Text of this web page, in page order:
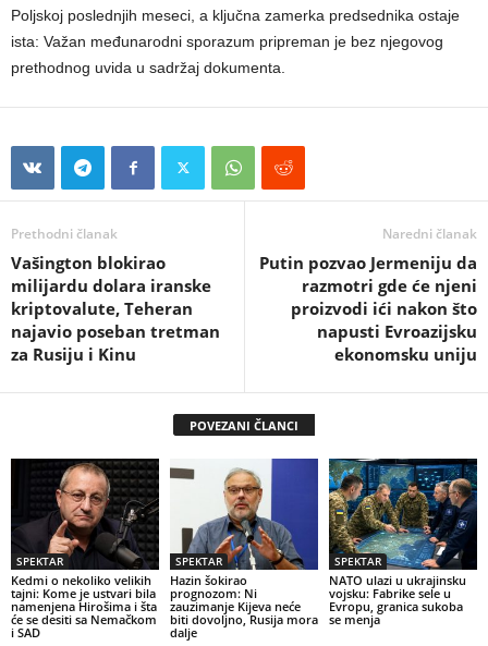
Poljskoj poslednjih meseci, a ključna zamerka predsednika ostaje
ista: Važan međunarodni sporazum pripreman je bez njegovog
prethodnog uvida u sadržaj dokumenta.
Prethodni članak
Vašington blokirao
milijardu dolara iranske
kriptovalute, Teheran
najavio poseban tretman
za Rusiju i Kinu
Naredni članak
Putin pozvao Jermeniju da
razmotri gde će njeni
proizvodi ići nakon što
napusti Evroazijsku
ekonomsku uniju
POVEZANI ČLANCI
SPEKTAR
Kedmi o nekoliko velikih
tajni: Kome je ustvari bila
namenjena Hirošima i šta
će se desiti sa Nemačkom
i SAD
SPEKTAR
Hazin šokirao
prognozom: Ni
zauzimanje Kijeva neće
biti dovoljno, Rusija mora
dalje
SPEKTAR
NATO ulazi u ukrajinsku
vojsku: Fabrike sele u
Evropu, granica sukoba
se menja